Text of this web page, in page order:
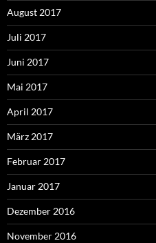
August 2017
Juli 2017
Juni 2017
Mai 2017
April 2017
März 2017
Februar 2017
Januar 2017
Dezember 2016
November 2016